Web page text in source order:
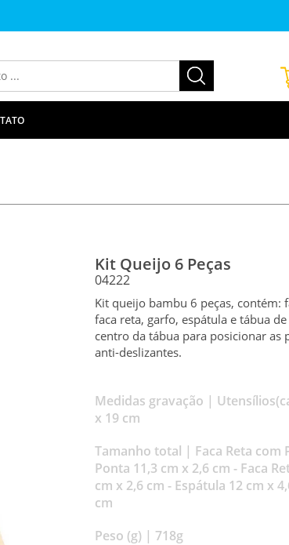
Kit Queijo 6 Peças
04222
Kit queijo bambu 6 peças, contém:
faca reta, garfo, espátula e tábua
centro da tábua para posicionar
anti-deslizantes.
Medidas gravação |
x 19 cm
Tamanho total | Faca Reta com
Ponta 11,3 cm x 2,6 cm - Faca
cm x 2,6 cm - Espátula 12 cm x
cm
Peso (g) | 718g